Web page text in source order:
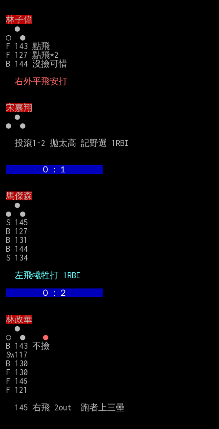
林子偉
●
○　●
F 143 點飛
F 127 點飛*2
B 144 沒撿可惜
  右外平飛安打
宋嘉翔
●
●　●
０：１
馬傑森
●
●　●
S 145
B 127
B 131
B 144
S 134
  左飛犧牲打 1RBI
０：２
林政華
●
○　● ●
B 143 不撿
Sw117
B 130
F 130
F 146
F 121